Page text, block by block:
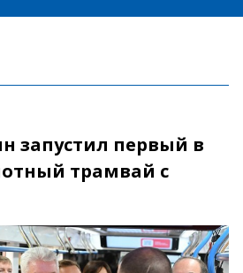
запустил первый в
трамвай с